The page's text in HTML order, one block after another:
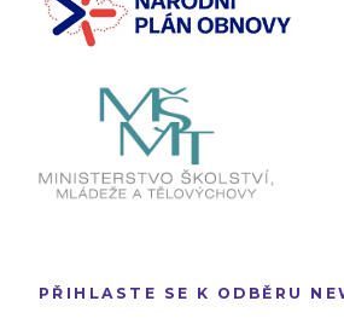
PŘIHLASTE SE K ODBĚRU